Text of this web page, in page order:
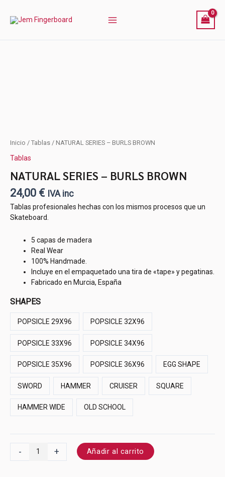
contenido
Inicio / Tablas / NATURAL SERIES – BURLS BROWN
Tablas
NATURAL SERIES – BURLS BROWN
24,00 € IVA inc
Tablas profesionales hechas con los mismos procesos que un
Skateboard.
5 capas de madera
Real Wear
100% Handmade.
Incluye en el empaquetado una tira de «tape» y pegatinas.
Fabricado en Murcia, España
SHAPES
POPSICLE 29X96 POPSICLE 32X96
POPSICLE 33X96 POPSICLE 34X96
POPSICLE 35X96 POPSICLE 36X96 EGG SHAPE
SWORD HAMMER CRUISER SQUARE
HAMMER WIDE OLD SCHOOL
-
NATURAL
-
BURLS
BROWN
cantidad
+ Añadir al carrito